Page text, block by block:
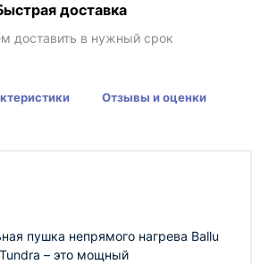
доставка
доставить в нужный срок
Отзывы и оценки
пушка непрямого нагрева Ballu
– это мощный